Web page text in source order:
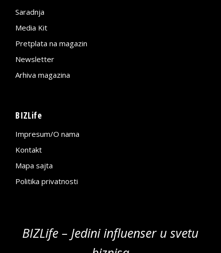
Saradnja
Media Kit
Pretplata na magazin
Newsletter
Arhiva magazina
BIZLife
Impresum/O nama
Kontakt
Mapa sajta
Politika privatnosti
BIZLife – Jedini influenser u svetu